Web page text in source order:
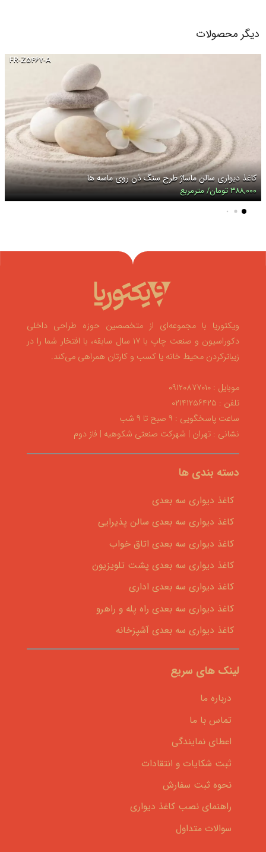
دیگر محصولات
FR-Z۵۴۶۷-A
کاغذ دیواری سالن ماساژ طرح سنگ ذن روی ماسه ها
۳۸۸,۰۰۰ تومان/ مترمربع
ویکتوریا با مجموعه‌ای از متخصصین حوزه طراحی داخلی
دکوراسیون و صنعت چاپ با ۱۷ سال سابقه، با افتخار شما را در
زیباترکردن محیط خانه یا کسب و کارتان همراهی می‌کند.
موبایل : ۰۹۱۲۰۸۷۷۰۱۰
تلفن : ۰۲۱۴۱۲۵۶۴۲۵
ساعت پاسخگویی : ۹ صبح تا ۹ شب
نشانی : تهران | شهرکت صنعتی شکوهیه | فاز دوم
دسته بندی ها
کاغذ دیواری سه بعدی
کاغذ دیواری سه بعدی سالن پذیرایی
کاغذ دیواری سه بعدی اتاق خواب
کاغذ دیواری سه بعدی پشت تلویزیون
کاغذ دیواری سه بعدی اداری
کاغذ دیواری سه بعدی راه پله و راهرو
کاغذ دیواری سه بعدی آشپزخانه
لینک های سریع
درباره ما
تماس با ما
اعطای نمایندگی
ثبت شکایات و انتقادات
نحوه ثبت سفارش
راهنمای نصب کاغذ دیواری
سوالات متداول